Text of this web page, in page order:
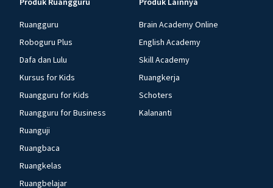
Ruangguru
Roboguru Plus
Dafa dan Lulu
Kursus for Kids
Ruangguru for Kids
Ruangguru for Business
Ruanguji
Ruangbaca
Ruangkelas
Ruangbelajar
Brain Academy Online
English Academy
Skill Academy
Ruangkerja
Schoters
Kalananti